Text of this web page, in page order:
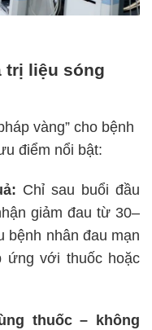
trị liệu sóng
vàng” cho bệnh
điểm nổi bật:
Chỉ sau buổi đầu
giảm đau từ 30–
bệnh nhân đau mạn
ứng với thuốc hoặc
thuốc – không